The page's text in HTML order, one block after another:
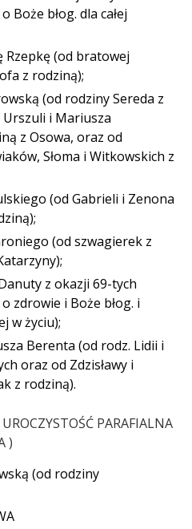
Boże błog. dla całej
Rzepkę (od bratowej
z rodziną);
(od rodziny Sereda z
i Mariusza
z Osowa, oraz od
Słoma i Witkowskich z
(od Gabrieli i Zenona
(od szwagierek z
z okazji 69-tych
zdrowie i Boże błog. i
w życiu);
Berenta (od rodz. Lidii i
oraz od Zdzisławy i
z rodziną).
PARAFIALNA
(od rodziny